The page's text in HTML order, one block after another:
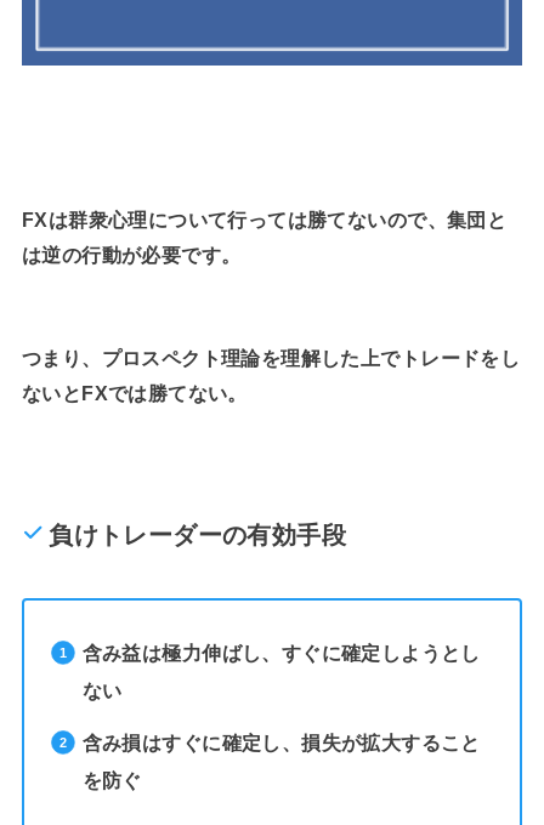
FXは群衆心理について行っては勝てないので、集団と
は逆の行動が必要です。
つまり、プロスペクト理論を理解した上でトレードをし
ないとFXでは勝てない。
負けトレーダーの有効手段
含み益は極力伸ばし、すぐに確定しようとし
ない
含み損はすぐに確定し、損失が拡大すること
を防ぐ